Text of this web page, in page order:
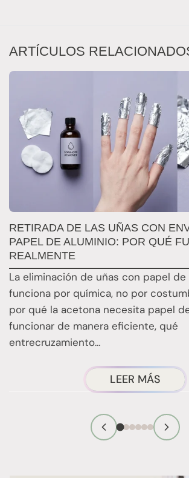
ARTÍCULOS
RETIRADA DE LAS UÑAS CON
PAPEL DE ALUMINIO: POR QUÉ
REALMENTE
La eliminación de uñas con papel de
funciona por química, no por
por qué la acetona necesita papel
funcionar de manera eficiente, qué
entrecruzamiento…
LEER MÁS
DE
LA